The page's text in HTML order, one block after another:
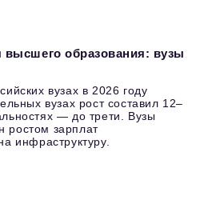
образования: вузы
вузах в 2026 году
вузах рост составил 12–
— до трети. Вузы
ростом зарплат
инфраструктуру.